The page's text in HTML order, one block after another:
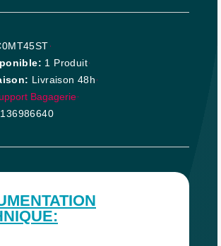
1 Produit
Livraison 48h
Bagagerie